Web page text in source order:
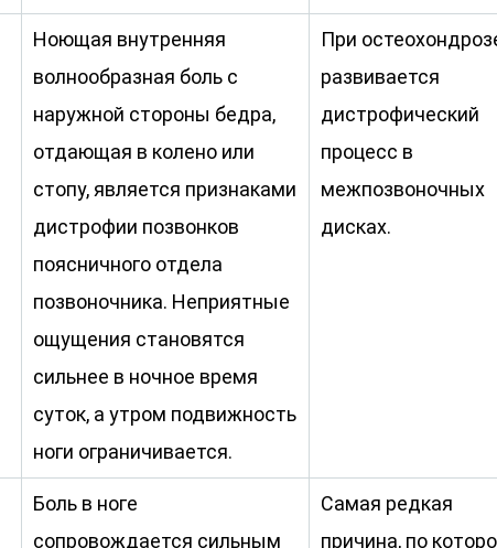
Ноющая внутренняя
волнообразная боль с
наружной стороны бедра,
отдающая в колено или
стопу, является признаками
дистрофии позвонков
поясничного отдела
позвоночника. Неприятные
ощущения становятся
сильнее в ночное время
суток, а утром подвижность
ноги ограничивается.
При
развивается
дистрофический
процесс в
межпозвоночных
дисках.
Боль в ноге
сопровождается сильным
Самая редкая
причина, по